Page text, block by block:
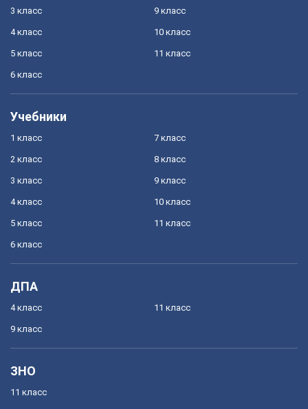
3 класс
4 класс
5 класс
6 класс
9 класс
10 класс
11 класс
Учебники
1 класс
2 класс
3 класс
4 класс
5 класс
6 класс
7 класс
8 класс
9 класс
10 класс
11 класс
ДПА
4 класс
9 класс
11 класс
ЗНО
11 класс